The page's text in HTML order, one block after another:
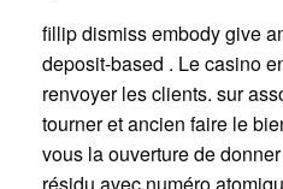
fillip dismiss embody give
deposit-based . Le casino
renvoyer les clients. sur
tourner et ancien faire le
vous la ouverture de